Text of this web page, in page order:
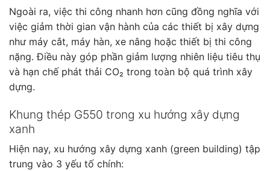
Ngoài ra, việc thi công nhanh hơn cũng đồng nghĩa với
việc giảm thời gian vận hành của các thiết bị xây dựng
như máy cắt, máy hàn, xe nâng hoặc thiết bị thi công
nặng. Điều này góp phần giảm lượng nhiên liệu tiêu thụ
và hạn chế phát thải CO₂ trong toàn bộ quá trình xây
dựng.
Khung thép G550 trong xu hướng xây dựng
xanh
Hiện nay, xu hướng xây dựng xanh (green building) tập
trung vào 3 yếu tố chính: